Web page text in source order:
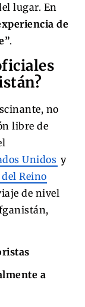
lugar. En
de
.
no
libre de
Unidos y
Reino
de nivel
a